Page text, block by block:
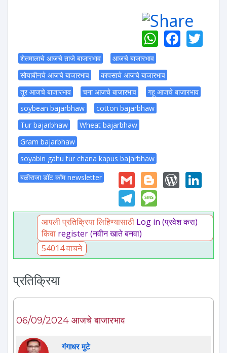
शेतमालाचे आजचे ताजे बाजारभाव
आजचे बाजारभाव
सोयाबीनचे आजचे बाजारभाव
कापसाचे आजचे बाजारभाव
तूर आजचे बाजारभाव
चना आजचे बाजारभाव
गहू आजचे बाजारभाव
soybean bajarbhaw
cotton bajarbhaw
Tur bajarbhaw
Wheat bajarbhaw
Gram bajarbhaw
soyabin gahu tur chana kapus bajarbhaw
बळीराजा डॉट कॉम newsletter
GmailBlogger
Telegram
आपली प्रतिक्रिया लिहिण्यासाठी Log in (प्रवेश करा)
किंवा register (नवीन खाते बनवा)
54014 वाचने
प्रतिक्रिया
06/09/2024 आजचे बाजारभाव
गंगाधर मुटे